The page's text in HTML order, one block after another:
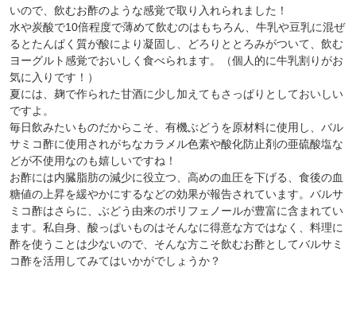
いので、飲むお酢のような感覚で取り入れられました！
水や炭酸で10倍程度で薄めて飲むのはもちろん、牛乳や豆乳に混ぜ
るとたんぱく質が酸により凝固し、どろりととろみがついて、飲む
ヨーグルト感覚でおいしく食べられます。（個人的に牛乳割りがお
気に入りです！）
夏には、麹で作られた甘酒に少し加えてもさっぱりとしておいしい
ですよ。
毎日飲みたいものだからこそ、有機ぶどうを原材料に使用し、バル
サミコ酢に使用されがちなカラメル色素や酸化防止剤の亜硫酸塩な
どが不使用なのも嬉しいですね！
お酢には内臓脂肪の減少に役立つ、高めの血圧を下げる、食後の血
糖値の上昇を緩やかにするなどの効果が報告されています。バルサ
ミコ酢はさらに、ぶどう由来のポリフェノールが豊富に含まれてい
ます。私自身、酸っぱいものはそんなに得意な方ではなく、料理に
酢を使うことは少ないので、そんな方こそ飲むお酢としてバルサミ
コ酢を活用してみてはいかがでしょうか？